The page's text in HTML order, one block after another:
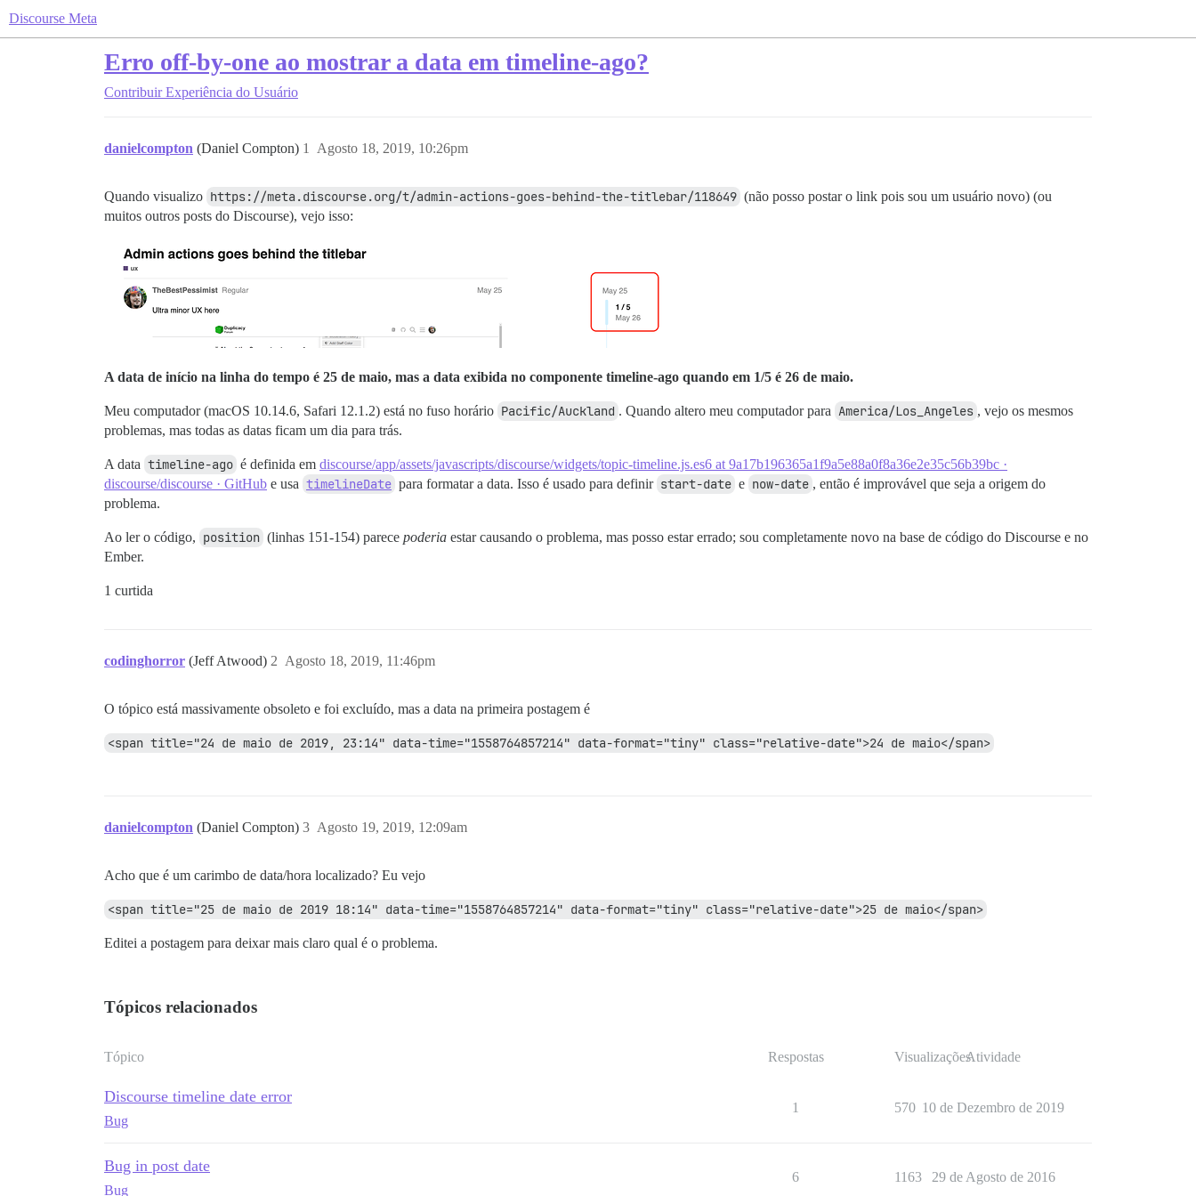
Discourse Meta
Erro off-by-one ao mostrar a data em timeline-ago?
Contribuir Experiência do Usuário
danielcompton (Daniel Compton) Agosto 18, 2019, 10:26pm
1
Quando visualizo https://meta.discourse.org/t/admin-actions-goes-behind-the-titlebar/118649 (não posso postar o link pois sou um usuário novo) (ou
muitos outros posts do Discourse), vejo isso:
A data de início na linha do tempo é 25 de maio, mas a data exibida no componente timeline-ago quando em 1/5 é 26 de maio.
Meu computador (macOS 10.14.6, Safari 12.1.2) está no fuso horário Pacific/Auckland . Quando altero meu computador para America/Los_Angeles , vejo os mesmos
problemas, mas todas as datas ficam um dia para trás.
A data timeline-ago é definida em discourse/app/assets/javascripts/discourse/widgets/topic-timeline.js.es6 at 9a17b196365a1f9a5e88a0f8a36e2e35c56b39bc ·
discourse/discourse · GitHub e usa timelineDate para formatar a data. Isso é usado para definir start-date e now-date , então é improvável que seja a origem do
problema.
Ao ler o código, position (linhas 151-154) parece poderia estar causando o problema, mas posso estar errado; sou completamente novo na base de código do Discourse e no
Ember.
1 curtida
codinghorror (Jeff Atwood) Agosto 18, 2019, 11:46pm
2
O tópico está massivamente obsoleto e foi excluído, mas a data na primeira postagem é
<span title="24 de maio de 2019, 23:14" data-time="1558764857214" data-format="tiny" class="relative-date">24 de maio</span>
danielcompton (Daniel Compton) Agosto 19, 2019, 12:09am
3
Acho que é um carimbo de data/hora localizado? Eu vejo
<span title="25 de maio de 2019 18:14" data-time="1558764857214" data-format="tiny" class="relative-date">25 de maio</span>
Editei a postagem para deixar mais claro qual é o problema.
Tópicos relacionados
Tópico Respostas VisualizaçõesAtividade
Discourse timeline date error
Bug
1 570 10 de Dezembro de 2019
Bug in post date
Bug
6 1163 29 de Agosto de 2016